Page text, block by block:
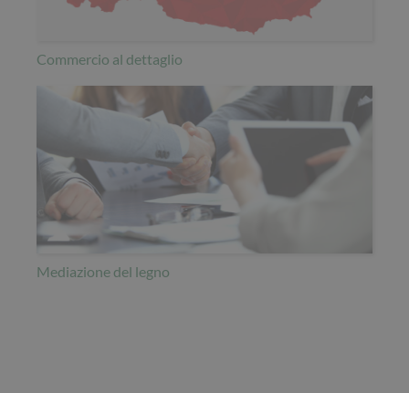
Commercio al dettaglio
Mediazione del legno